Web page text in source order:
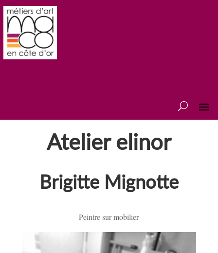
Atelier elinor
Brigitte Mignotte
Peintre sur mobilier